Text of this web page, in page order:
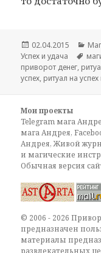
Опубликовано
02.04.2015
Успех и удача
приворот денег,
успех, ритуал на
Мои проекты
Telegram мага
мага Андрея,
Андрея,Живой
и магические
Обычная версия
© 2006 - 2026
предназначен
материалы